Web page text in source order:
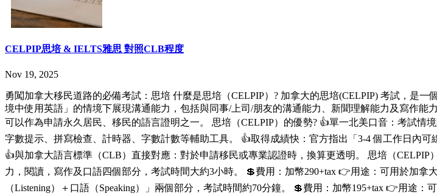
CELPIP思培 & IELTS雅思 對照CLB程度
Nov 19, 2025
勇闖加拿大移民道路的必備考試：思培 什麼是思培（CELPIP）? 加拿大的思培(CELPIP) 考試，是
境中使用英語」的情境下展現溝通能力，包括與同事/上司/朋友的溝通能力、新聞理解能力及寫作能
可以作為申請永久居民、移民的語言證明之一。 思培（CELPIP）的優勢? 👍單一北美口音：考試
字數提示、拼寫檢查、計時器、字數計數等輔助工具。 👍取得成績快：官方指出「3-4 個工作日內
👍與加拿大語言標準（CLB）直接對應：對於申請移民或專業認證時，換算更透明。 思培（CELPIP
力，閱讀，寫作及口語四個部分，考試時間大約3小時。 💲費用：加幣290+tax 👉用途：可用於加拿
（Listening）＋口語（Speaking）」兩個部分，考試時間約70分鐘。 💲費用：加幣195+tax 👉用途